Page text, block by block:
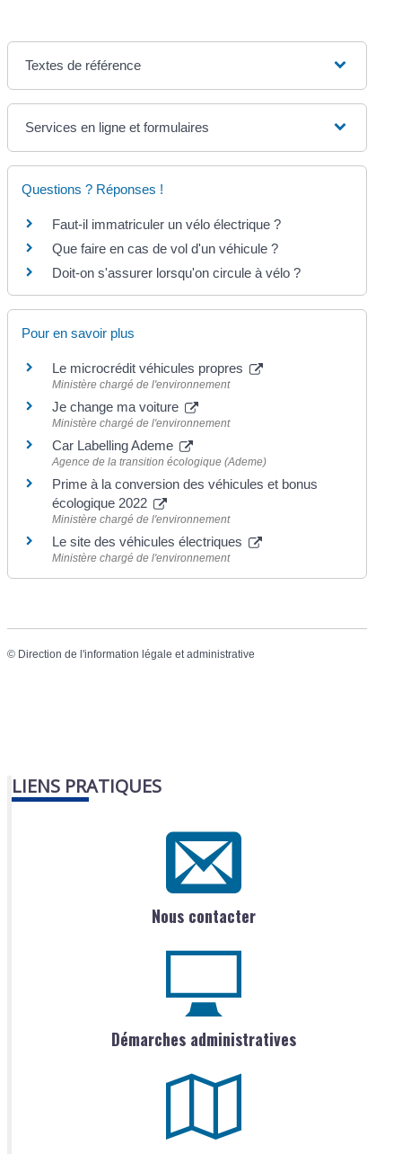
Textes de référence
Services en ligne et formulaires
Questions ? Réponses !
Faut-il immatriculer un vélo électrique ?
Que faire en cas de vol d'un véhicule ?
Doit-on s'assurer lorsqu'on circule à vélo ?
Pour en savoir plus
Le microcrédit véhicules propres
Ministère chargé de l'environnement
Je change ma voiture
Ministère chargé de l'environnement
Car Labelling Ademe
Agence de la transition écologique (Ademe)
Prime à la conversion des véhicules et bonus
écologique 2022
Ministère chargé de l'environnement
Le site des véhicules électriques
Ministère chargé de l'environnement
© Direction de l'information légale et administrative
LIENS PRATIQUES
Nous contacter
Démarches administratives